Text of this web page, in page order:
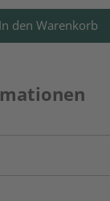
In den Warenkorb